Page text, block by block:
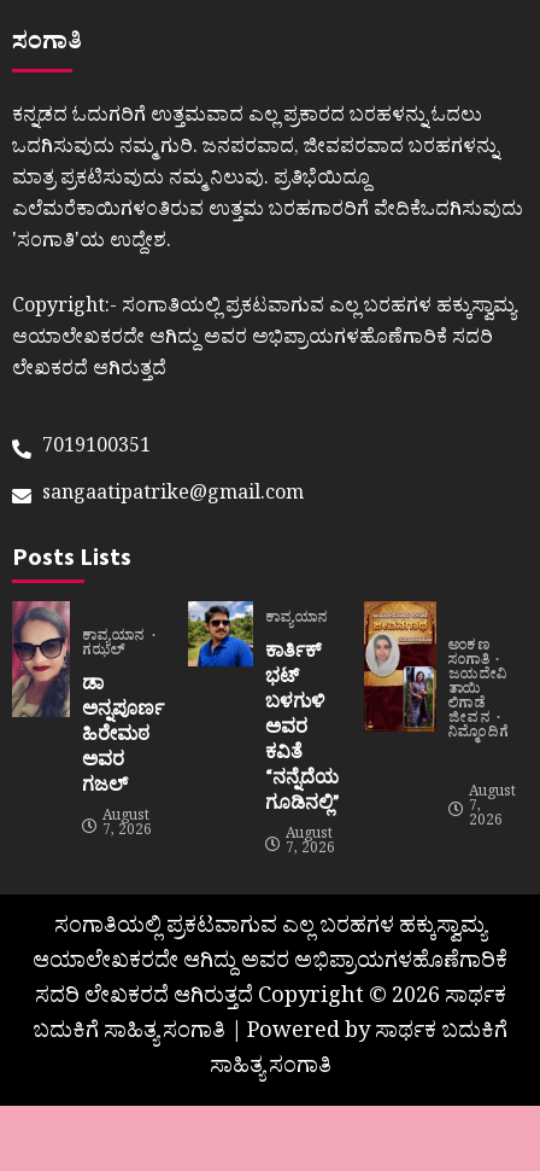
ಸಂಗಾತಿ
ಕನ್ನಡದ ಓದುಗರಿಗೆ ಉತ್ತಮವಾದ ಎಲ್ಲ ಪ್ರಕಾರದ ಬರಹಳನ್ನು ಓದಲು
ಒದಗಿಸುವುದು ನಮ್ಮ ಗುರಿ. ಜನಪರವಾದ, ಜೀವಪರವಾದ ಬರಹಗಳನ್ನು
ಮಾತ್ರ ಪ್ರಕಟಿಸುವುದು ನಮ್ಮ ನಿಲುವು. ಪ್ರತಿಭೆಯಿದ್ದೂ
ಎಲೆಮರೆಕಾಯಿಗಳಂತಿರುವ ಉತ್ತಮ ಬರಹಗಾರರಿಗೆ ವೇದಿಕೆಒದಗಿಸುವುದು
ʼಸಂಗಾತಿʼಯ ಉದ್ದೇಶ.
Copyright:- ಸಂಗಾತಿಯಲ್ಲಿ ಪ್ರಕಟವಾಗುವ ಎಲ್ಲ ಬರಹಗಳ ಹಕ್ಕುಸ್ವಾಮ್ಯ
ಆಯಾಲೇಖಕರದೇ ಆಗಿದ್ದು ಅವರ ಅಭಿಪ್ರಾಯಗಳಹೊಣೆಗಾರಿಕೆ ಸದರಿ
ಲೇಖಕರದೆ ಆಗಿರುತ್ತದೆ
7019100351
sangaatipatrike@gmail.com
Posts Lists
ಕಾವ್ಯಯಾನ
ಗಝಲ್
ಡಾ
ಅನ್ನಪೂರ್ಣ
ಹಿರೇಮಠ
ಅವರ
ಗಜಲ್
August
7, 2026
ಕಾವ್ಯಯಾನ
ಕಾರ್ತಿಕ್
ಭಟ್
ಬಳಗುಳಿ
ಅವರ
ಕವಿತೆ
“ನನ್ನೆದೆಯ
ಗೂಡಿನಲ್ಲಿ”
August
7, 2026
ಅಂಕಣ
ಸಂಗಾತಿ
ಜಯದೇವಿ
ತಾಯಿ
ಲಿಗಾಡೆ
ಜೀವನ
ನಿಮ್ಮೊಂದಿಗೆ
August
7,
2026
ಸಂಗಾತಿಯಲ್ಲಿ ಪ್ರಕಟವಾಗುವ ಎಲ್ಲ ಬರಹಗಳ ಹಕ್ಕುಸ್ವಾಮ್ಯ
ಆಯಾಲೇಖಕರದೇ ಆಗಿದ್ದು ಅವರ ಅಭಿಪ್ರಾಯಗಳಹೊಣೆಗಾರಿಕೆ
ಸದರಿ ಲೇಖಕರದೆ ಆಗಿರುತ್ತದೆ Copyright © 2026 ಸಾರ್ಥಕ
ಬದುಕಿಗೆ ಸಾಹಿತ್ಯ ಸಂಗಾತಿ | Powered by ಸಾರ್ಥಕ ಬದುಕಿಗೆ
ಸಾಹಿತ್ಯ ಸಂಗಾತಿ